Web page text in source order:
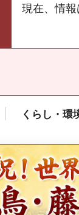
現在、情報
くらし・環